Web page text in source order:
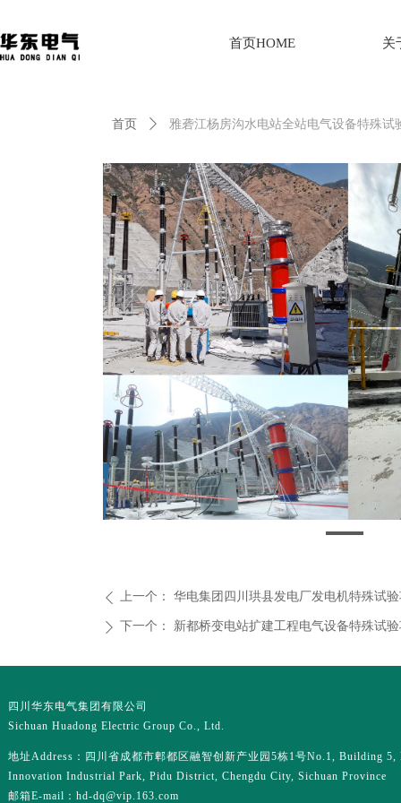
首页HOME 关
首页 ꄲ 雅砻江杨房沟水电站全站电气设备特殊试
ꄴ 上一个： 华电集团四川珙县发电厂发电机特殊试
ꄲ 下一个： 新都桥变电站扩建工程电气设备特殊试
四川华东电气集团有限公司
Sichuan Huadong Electric Group Co., Ltd.
地址Address：四川省成都市郫都区融智创新产业园5栋1号No.1, Building 5,
Innovation Industrial Park, Pidu District, Chengdu City, Sichuan Province
邮箱E-mail：hd-dq@vip.163.com